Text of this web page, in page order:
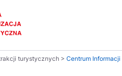
turystycznych > Centrum